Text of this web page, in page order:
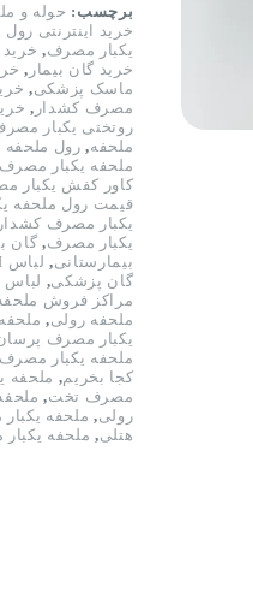
عدد
برچسب: حوله و
خرید اینترنتی
یکبار مصرف,
خرید گان بیمار ,
ماسک پزشکی,
مصرف کشدار ,
روتختی یکبار
ملحفه, رول ملحفه
ملحفه یکبار مصرف
کاور کفش یکبار
قیمت رول ملحفه
یکبار مصرف کشدار
یکبار مصرف, گان
بیمارستانی, لباس MRI
گان پزشکی,
مراکز فروش
ملحفه رولی,
یکبار مصرف
ملحفه یکبار مصرف
کجا بخریم, ملحفه
مصرف تخت,
رولی, ملحفه
هتلی, ملحفه